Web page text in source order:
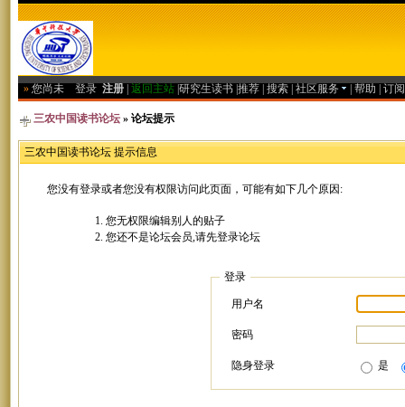
» 您尚未 登录 注册 返回主站 研究生读书 推荐 搜索 社区服务 帮助 订
三农中国读书论坛 » 论坛提示
三农中国读书论坛 提示信息
您没有登录或者您没有权限访问此页面，可能有如下几个原因:
您无权限编辑别人的贴子
您还不是论坛会员,请先登录论坛
登录
用户名
密码
隐身登录 是